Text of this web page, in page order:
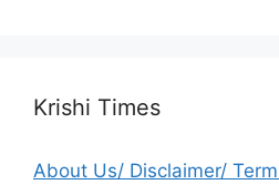
Krishi Times
About Us/ Disclaimer/